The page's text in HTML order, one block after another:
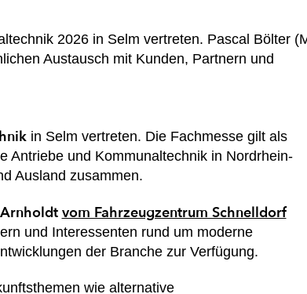
2026 in Selm vertreten. Pascal Bölter
Austausch mit Kunden, Partnern und
in Selm vertreten. Die Fachmesse gilt als
Antriebe und Kommunaltechnik in Nordrhein-
Ausland zusammen.
vom Fahrzeugzentrum Schnelldorf
und Interessenten rund um moderne
der Branche zur Verfügung.
wie alternative